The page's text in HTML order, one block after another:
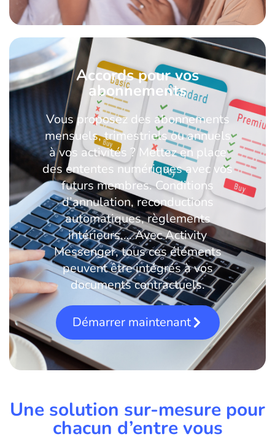
Accords pour vos
abonnements
Vous proposez des abonnements
mensuels, trimestriels ou annuels
à vos activités ? Mettez en place
des ententes numériques avec vos
futurs membres. Conditions
d’annulation, reconductions
automatiques, règlements
intérieurs,… Avec Activity
Messenger, tous ces éléments
peuvent être intégrés à vos
documents contractuels.
Démarrer maintenant
Une solution sur-mesure pour
chacun d’entre vous